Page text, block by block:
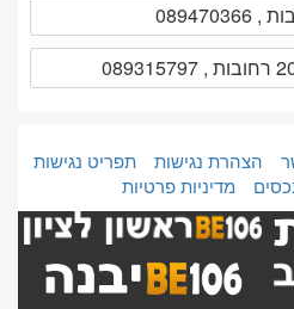
הצהרת נגישות
תפריט נגישות
מדיניות פרטיות